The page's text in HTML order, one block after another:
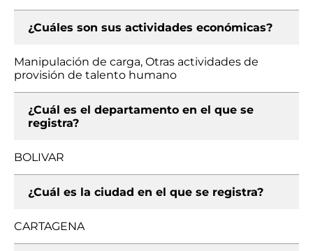
¿Cuáles son sus actividades económicas?
Manipulación de carga, Otras actividades de
provisión de talento humano
¿Cuál es el departamento en el que se
registra?
BOLIVAR
¿Cuál es la ciudad en el que se registra?
CARTAGENA